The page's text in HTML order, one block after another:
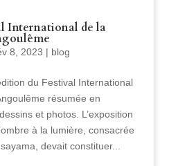
International de la
8, 2023 | blog
du Festival International
résumée en
et photos. L’exposition
à la lumière, consacrée
devait constituer...